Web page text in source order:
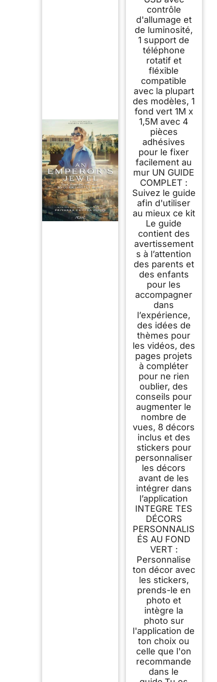
contrôle
d'allumage et
de luminosité,
1 support de
téléphone
rotatif et
fléxible
compatible
avec la plupart
des modèles, 1
fond vert 1M x
1,5M avec 4
pièces
adhésives
pour le fixer
facilement au
mur UN GUIDE
COMPLET :
Suivez le guide
afin d'utiliser
au mieux ce kit
Le guide
contient des
avertissement
s à l’attention
des parents et
des enfants
pour les
accompagner
dans
l’expérience,
des idées de
thèmes pour
les vidéos, des
pages projets
à compléter
pour ne rien
oublier, des
conseils pour
augmenter le
nombre de
vues, 8 décors
inclus et des
stickers pour
personnaliser
les décors
avant de les
intégrer dans
l’application
INTEGRE TES
DÉCORS
PERSONNALIS
ÉS AU FOND
VERT :
Personnalise
ton décor avec
les stickers,
prends-le en
photo et
intègre la
photo sur
l'application de
ton choix ou
celle que l'on
recommande
dans le